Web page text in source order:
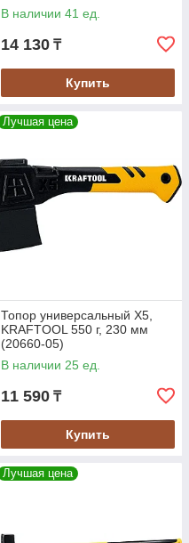
В наличии 41 ед.
14 130 ₸
Купить
Лучшая цена
Топор универсальный X5,
KRAFTOOL 550 г, 230 мм
(20660-05)
В наличии 25 ед.
11 590 ₸
Купить
Лучшая цена